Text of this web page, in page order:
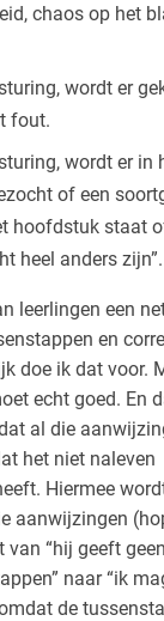
chaos op het
wordt er
fout.
wordt er in
of een
hoofdstuk staat
heel anders zijn”.
leerlingen een
en
doe ik dat voor.
echt goed. En
al die
het niet naleven
Hiermee
aanwijzingen
van “hij geeft
naar “ik
de